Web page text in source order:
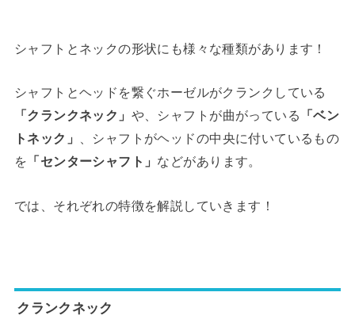
シャフトとネックの形状にも様々な種類があります！
シャフトとヘッドを繋ぐホーゼルがクランクしている
「クランクネック」 や、シャフトが曲がっている 「ベン
トネック」 、シャフトがヘッドの中央に付いているもの
を 「センターシャフト」 などがあります。
では、それぞれの特徴を解説していきます！
クランクネック